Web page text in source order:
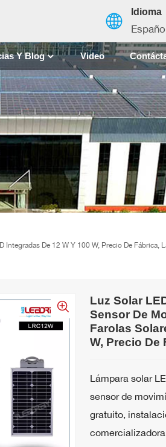
Idioma
English
français
español
العربية
中文
Y Blog Video
De 12 W Y 100 W, Precio De Fábrica,
Luz Solar
Sensor De
Farolas
W, Precio De
Lámpara solar
sensor de
gratuito,